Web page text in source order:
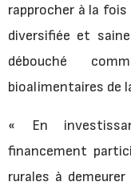
rapprocher à la
diversifiée et
débouché
bioalimentaires de
« En
financement
rurales à